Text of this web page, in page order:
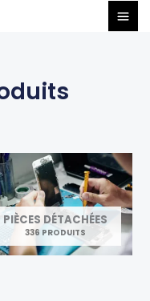
PIÈCES DÉTACHÉES
336 PRODUITS